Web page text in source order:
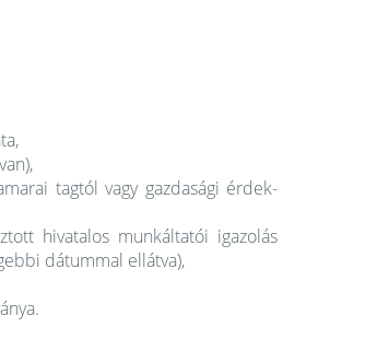
tagtól vagy gazdasági érdek-
hivatalos munkáltatói igazolás
dátummal ellátva),